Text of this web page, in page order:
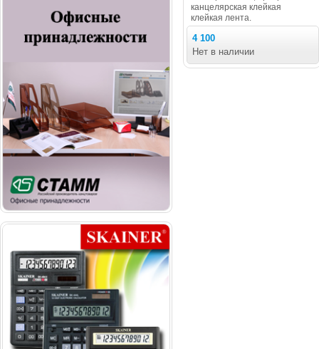
канцелярская клейкая
клейкая лента.
4 100
Нет в наличии